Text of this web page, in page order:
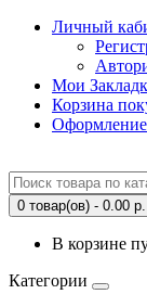
Личный
Мои
Корзина
Оформление
0 товар(ов) - 0.00 р.
В корзине
Категории